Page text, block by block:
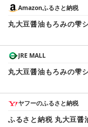
Amazonふるさと納税
丸大豆醤油もろみの雫
JRE MALL
丸大豆醤油もろみの雫
ヤフーのふるさと納税
ふるさと納税 丸大豆醤